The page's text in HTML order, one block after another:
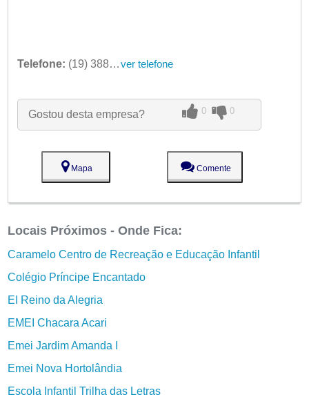
Telefone: (19) 3887-4772 ver telefone
Gostou desta empresa? 0 0
Mapa Comente
Locais Próximos - Onde Fica:
Caramelo Centro de Recreação e Educação Infantil
Colégio Príncipe Encantado
EI Reino da Alegria
EMEI Chacara Acari
Emei Jardim Amanda I
Emei Nova Hortolândia
Escola Infantil Trilha das Letras